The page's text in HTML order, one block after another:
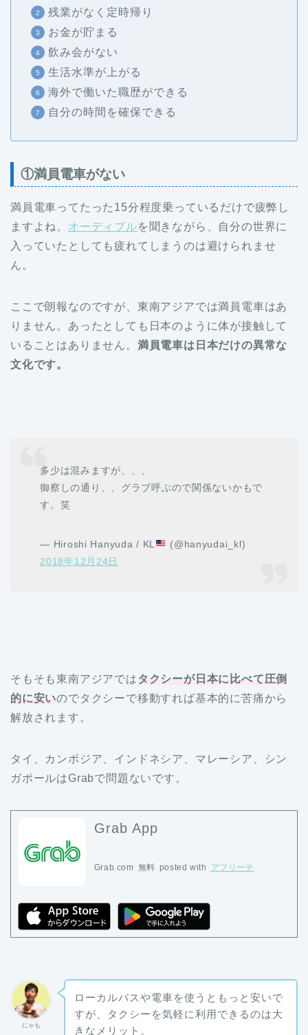
残業がなく定時帰り
お金が貯まる
飲み会がない
生活水準が上がる
海外で働いた職歴ができる
自分の時間を確保できる
①満員電車がない
満員電車ってたった15分程度乗っているだけで疲弊し
ますよね。 オーディブルを聞きながら、自分の世界に
入っていたとしても疲れてしまうのは避けられませ
ん。
ここで朗報なのですが、東南アジアでは満員電車はあ
りません。あったとしても日本のように体が接触して
いることはありません。 満員電車は日本だけの異常な
文化です。
多少は混みますが、、、
御察しの通り、、グラブ呼ぶので関係ないかもで
す。笑
— Hiroshi Hanyuda / KL
(@hanyudai_kl)
2018年12月24日
そもそも東南アジアではタクシーが日本に比べて圧倒
的に安いのでタクシーで移動すれば基本的に苦痛から
解放されます。
タイ、カンボジア、インドネシア、マレーシア、シン
ガポールはGrabで問題ないです。
Grab App
Grab.com 無料 posted with アプリーチ
にゃも
ローカルバスや電車を使うともっと安いで
すが、タクシーを気軽に利用できるのは大
きなメリット。